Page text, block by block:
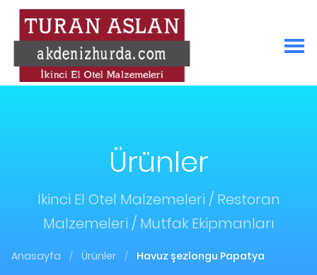
Ürünler
İkinci El Otel Malzemeleri / Restoran
Malzemeleri / Mutfak Ekipmanları
Anasayfa / Ürünler / Havuz şezlongu Papatya